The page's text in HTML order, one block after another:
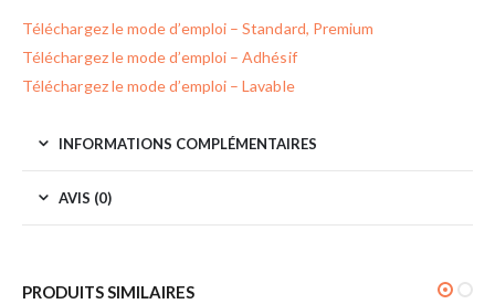
Téléchargez le mode d’emploi – Standard, Premium
Téléchargez le mode d’emploi – Adhésif
Téléchargez le mode d’emploi – Lavable
INFORMATIONS COMPLÉMENTAIRES
AVIS (0)
PRODUITS SIMILAIRES